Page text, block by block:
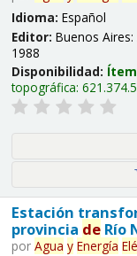
Idioma: Español
Editor: Buenos Aires:
1988
Disponibilidad:
topográfica:
Estación
provincia deRío
por Agua y Energía